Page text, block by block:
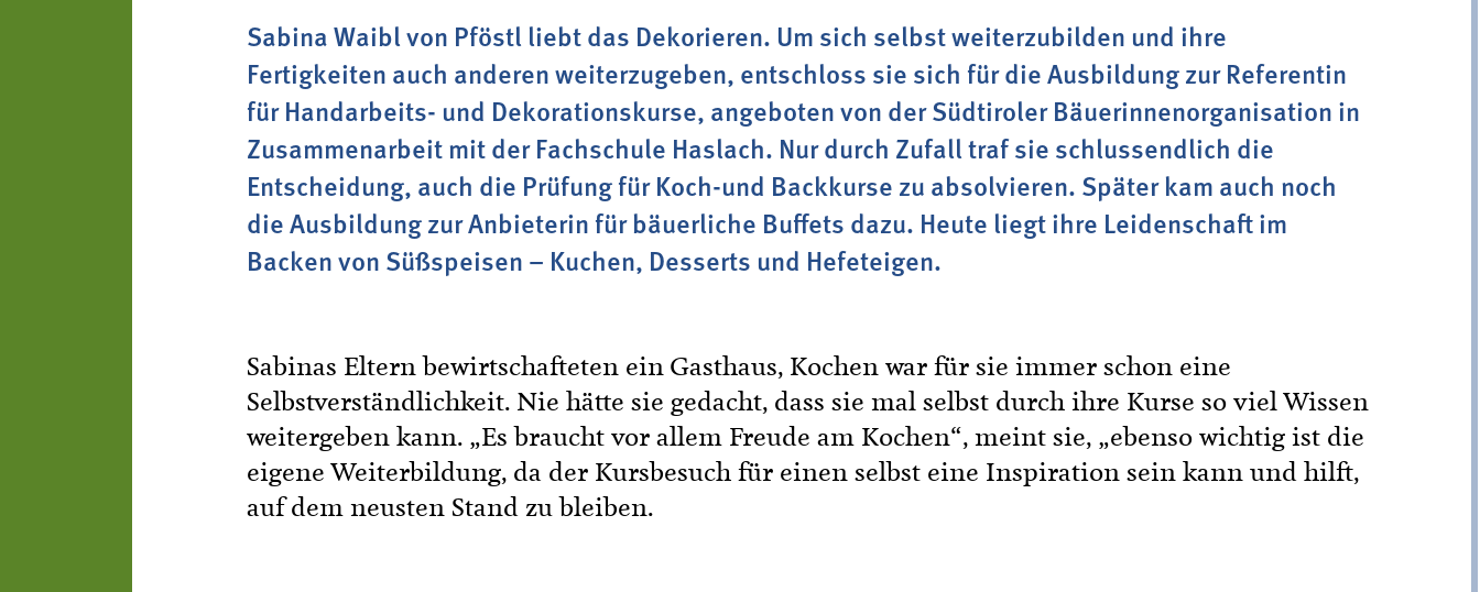
Mitgliedschaft
Landessekretariat
Hofgeschichten
Sabina Waibl von Pföstl liebt das Dekorieren. Um sich selbst weiterzubilden und ihre
Fertigkeiten auch anderen weiterzugeben, entschloss sie sich für die Ausbildung zur Referentin
für Handarbeits- und Dekorationskurse, angeboten von der Südtiroler Bäuerinnenorganisation in
Zusammenarbeit mit der Fachschule Haslach. Nur durch Zufall traf sie schlussendlich die
Entscheidung, auch die Prüfung für Koch-und Backkurse zu absolvieren. Später kam auch noch
die Ausbildung zur Anbieterin für bäuerliche Buffets dazu. Heute liegt ihre Leidenschaft im
Backen von Süßspeisen – Kuchen, Desserts und Hefeteigen.
Sabinas Eltern bewirtschafteten ein Gasthaus, Kochen war für sie immer schon eine
Selbstverständlichkeit. Nie hätte sie gedacht, dass sie mal selbst durch ihre Kurse so viel Wissen
weitergeben kann. „Es braucht vor allem Freude am Kochen“, meint sie, „ebenso wichtig ist die
eigene Weiterbildung, da der Kursbesuch für einen selbst eine Inspiration sein kann und hilft,
auf dem neusten Stand zu bleiben.